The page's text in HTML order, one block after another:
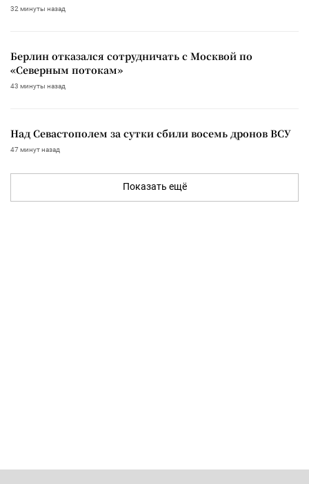
32 минуты назад
Берлин отказался сотрудничать с Москвой по
«Северным потокам»
43 минуты назад
Над Севастополем за сутки сбили восемь дронов ВСУ
47 минут назад
Показать ещё